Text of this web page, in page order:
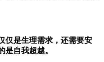
仅是生理需求，还需要安
是自我超越。